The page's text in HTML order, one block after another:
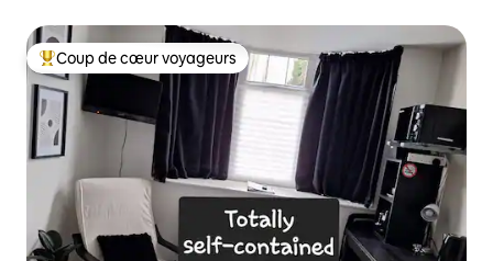
Coups de cœur voyageurs les plus appréciés
Coup de cœur voyageurs